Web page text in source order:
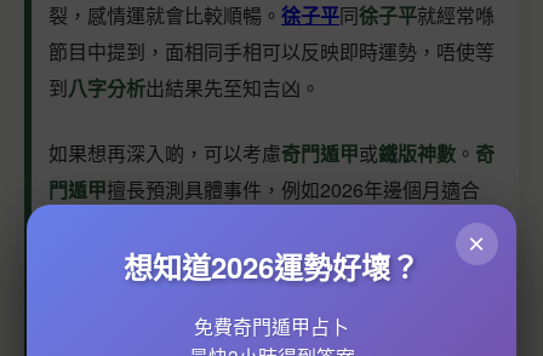
裂，感情運就會比較順暢。 徐子平同徐子平就經常喺
節目中提到，面相同手相可以反映即時運勢，唔使等
到八字分析出結果先至知吉凶。
如果想再深入啲，可以考慮奇門遁甲或鐵版神數 。 奇
門遁甲擅長預測具體事件，例如2026年邊個月適合
就更神秘，據說連
你一生有幾多個仔女都計到。徐子平同徐子平
就係呢
×
想知道2026運勢好壞？
免費奇門遁甲占卜